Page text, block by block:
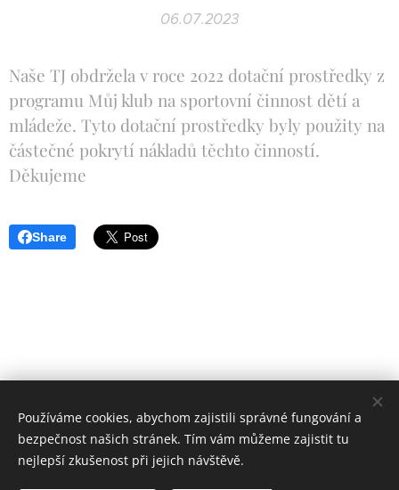
06.07.2023
Naše TJ obdržela v roce 2022 dotační prostředky z
programu Můj klub na sportovní činnost dětí a
mládeže. Tyto dotační prostředky byly použity na
částečné pokrytí nákladů těchto činností.
Děkujeme
Share
© 2023 TJ Slovan Jindřichův Hradec
Používáme cookies, abychom zajistili správné fungování a
bezpečnost našich stránek. Tím vám můžeme zajistit tu
nejlepší zkušenost při jejich návštěvě.